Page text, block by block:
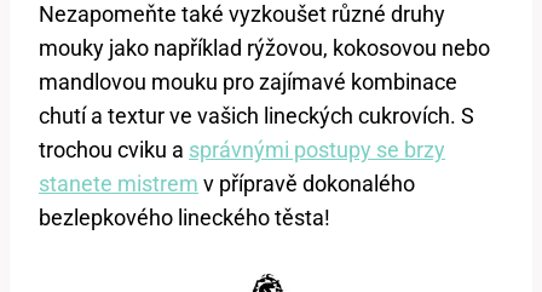
Nezapomeňte také vyzkoušet různé druhy
mouky jako například rýžovou, kokosovou nebo
mandlovou mouku pro zajímavé kombinace
chutí a textur ve vašich lineckých cukrovích. S
trochou cviku a správnými postupy se brzy
stanete mistrem v přípravě dokonalého
bezlepkového lineckého těsta!